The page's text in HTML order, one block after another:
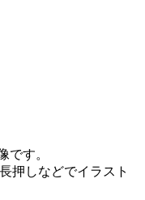
です。
押しなどでイラスト